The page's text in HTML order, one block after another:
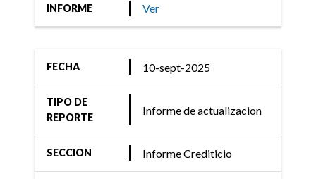
Informe Crediticio
FIX (afiliada de Fitch
Ratings) comenta acciones
de calificación sobre 29
Fondos de Renta Variable
INFORME Ver
FECHA 10-sept-2025
TIPO DE
REPORTE
Informe de actualizacion
SECCION Informe Crediticio